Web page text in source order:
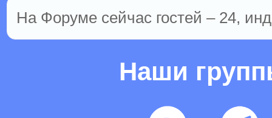
На Форуме сейчас гостей – 24,
Наши